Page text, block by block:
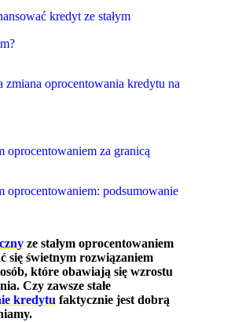
kredyt ze stałym
zmiana oprocentowania kredytu na
oprocentowaniem za granicą
oprocentowaniem: podsumowanie
ze stałym oprocentowaniem
się świetnym rozwiązaniem
osób, które obawiają się wzrostu
Czy zawsze stałe
kredytu faktycznie jest dobrą